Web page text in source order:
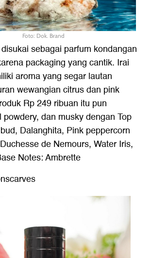
Foto: Dok. Brand
sebagai parfum kondangan
packaging yang cantik. Irai
aroma yang segar lautan
wewangian citrus dan pink
Rp 249 ribuan itu pun
dan musky dengan Top
Dalanghita, Pink peppercorn
de Nemours, Water Iris,
Notes: Ambrette